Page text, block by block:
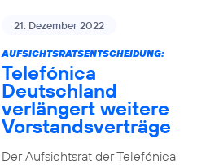
21. Dezember 2022
AUFSICHTSRATSENTSCHEIDUNG:
Telefónica
Deutschland
verlängert weitere
Vorstandsverträge
Der Aufsichtsrat der Telefónica